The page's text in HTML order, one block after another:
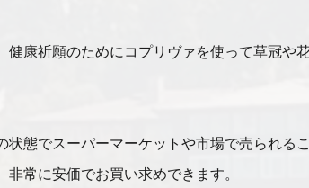
康祈願のためにコプリヴァを使って草冠や
態でスーパーマーケットや市場で売られる
常に安価でお買い求めできます。